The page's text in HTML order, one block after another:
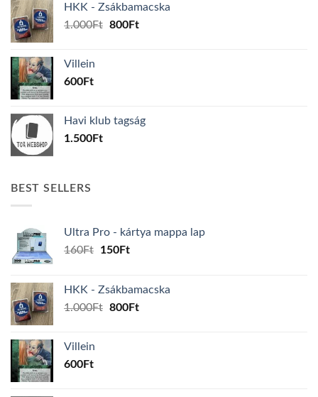
160Ft.150Ft.
HKK - Zsákbamacska
1.000Ft Original
800FtCurrent
Villein
600Ft
Havi klub tagság
1.500Ft
BEST SELLERS
Ultra Pro - kártya mappa lap
160Ft
Original
160Ft.
150FtCurrent
150Ft.
HKK - Zsákbamacska
1.000Ft Original
800FtCurrent
Villein
600Ft